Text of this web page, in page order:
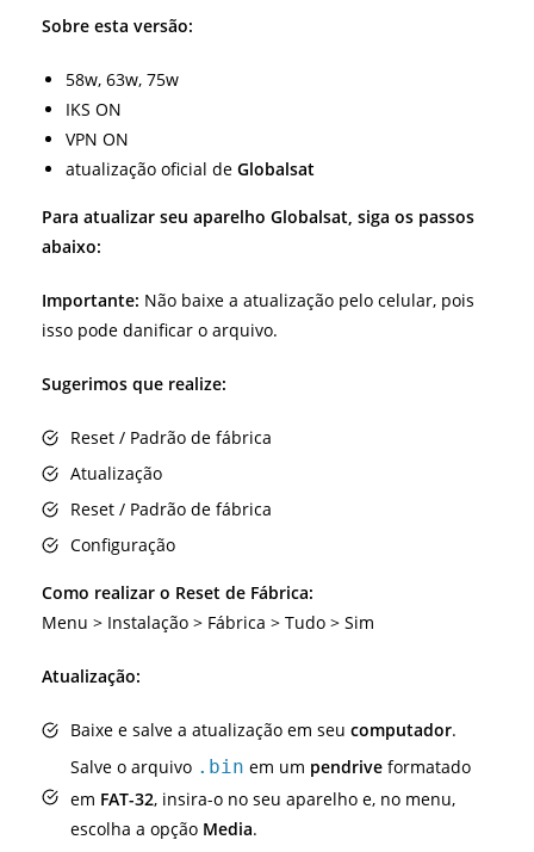
Sobre esta versão:
58w, 63w, 75w
IKS ON
VPN ON
atualização oficial de Globalsat
Para atualizar seu aparelho Globalsat, siga os passos
abaixo:
Importante: Não baixe a atualização pelo celular, pois
isso pode danificar o arquivo.
Sugerimos que realize:
Reset / Padrão de fábrica
Atualização
Reset / Padrão de fábrica
Configuração
Como realizar o Reset de Fábrica:
Menu > Instalação > Fábrica > Tudo > Sim
Atualização:
Baixe e salve a atualização em seu computador.
Salve o arquivo .bin em um pendrive formatado
em FAT-32, insira-o no seu aparelho e, no menu,
escolha a opção Media.